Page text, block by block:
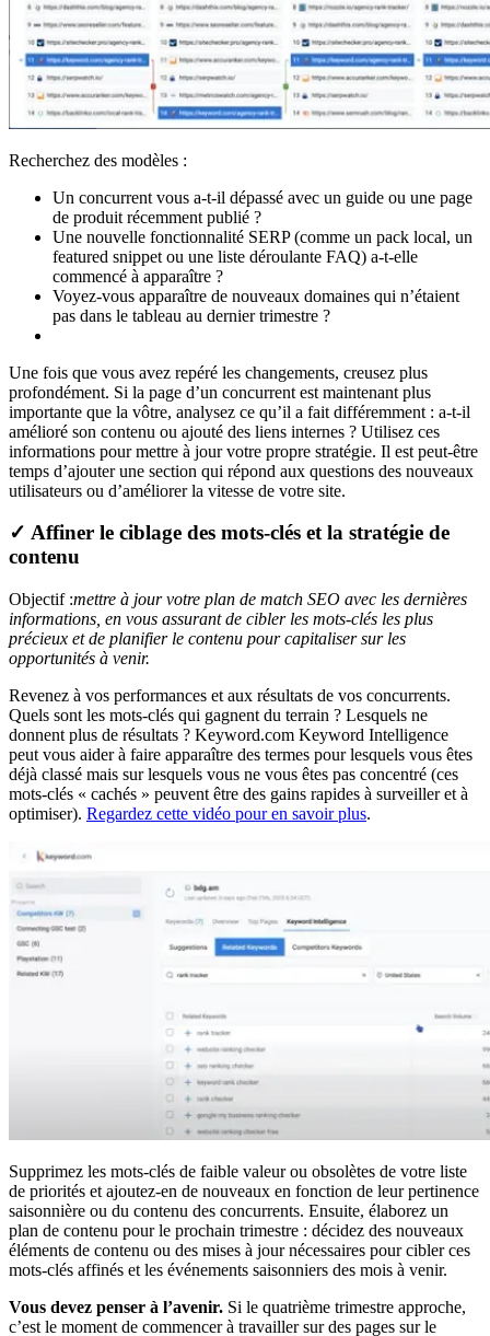
Recherchez des modèles :
Un concurrent vous a-t-il dépassé avec un guide ou une page
de produit récemment publié ?
Une nouvelle fonctionnalité SERP (comme un pack local, un
featured snippet ou une liste déroulante FAQ) a-t-elle
commencé à apparaître ?
Voyez-vous apparaître de nouveaux domaines qui n’étaient
pas dans le tableau au dernier trimestre ?
Une fois que vous avez repéré les changements, creusez plus
profondément. Si la page d’un concurrent est maintenant plus
importante que la vôtre, analysez ce qu’il a fait différemment : a-t-il
amélioré son contenu ou ajouté des liens internes ? Utilisez ces
informations pour mettre à jour votre propre stratégie. Il est peut-être
temps d’ajouter une section qui répond aux questions des nouveaux
utilisateurs ou d’améliorer la vitesse de votre site.
✓ Affiner le ciblage des mots-clés et la stratégie de
contenu
Objectif :mettre à jour votre plan de match SEO avec les dernières
informations, en vous assurant de cibler les mots-clés les plus
précieux et de planifier le contenu pour capitaliser sur les
opportunités à venir.
Revenez à vos performances et aux résultats de vos concurrents.
Quels sont les mots-clés qui gagnent du terrain ? Lesquels ne
donnent plus de résultats ? Keyword.com Keyword Intelligence
peut vous aider à faire apparaître des termes pour lesquels vous êtes
déjà classé mais sur lesquels vous ne vous êtes pas concentré (ces
mots-clés « cachés » peuvent être des gains rapides à surveiller et à
optimiser). Regardez cette vidéo pour en savoir plus.
Supprimez les mots-clés de faible valeur ou obsolètes de votre liste
de priorités et ajoutez-en de nouveaux en fonction de leur pertinence
saisonnière ou du contenu des concurrents. Ensuite, élaborez un
plan de contenu pour le prochain trimestre : décidez des nouveaux
éléments de contenu ou des mises à jour nécessaires pour cibler ces
mots-clés affinés et les événements saisonniers des mois à venir.
Vous devez penser à l’avenir. Si le quatrième trimestre approche,
c’est le moment de commencer à travailler sur des pages sur le